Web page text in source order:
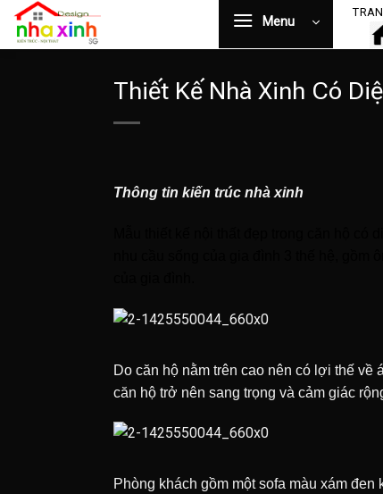
Bỏ
qua
nội
Menu
Thiết Kế Nhà Xinh Có
Thông tin kiến trúc nhà xinh
Do căn hộ nằm trên cao nên có lợi thế
căn hộ trở nên sang trọng và cảm giác
Phòng khách gồm một sofa màu xám